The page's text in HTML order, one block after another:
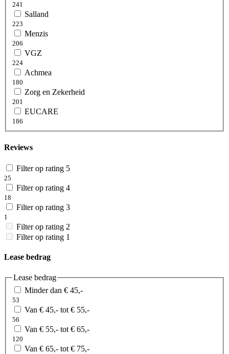
241
Salland
223
Menzis
206
VGZ
224
Achmea
180
Zorg en Zekerheid
201
EUCARE
186
Reviews
Filter op rating 5
25
Filter op rating 4
18
Filter op rating 3
1
Filter op rating 2
Filter op rating 1
Lease bedrag
Lease bedrag
Minder dan € 45,-
53
Van € 45,- tot € 55,-
56
Van € 55,- tot € 65,-
120
Van € 65,- tot € 75,-